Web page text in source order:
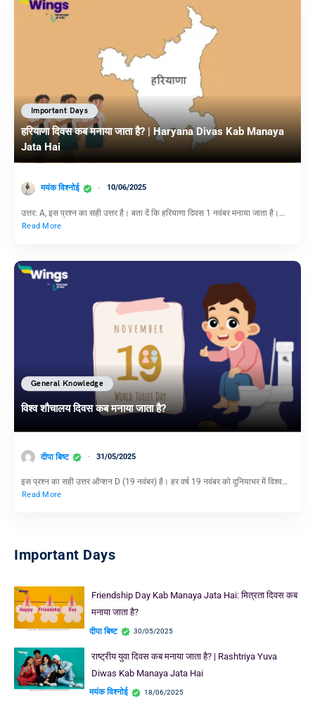
Important Days
हरियाणा दिवस कब मनाया जाता है? | Haryana Divas Kab Manaya
Jata Hai
मयंक विश्नोई 10/06/2025
उत्तर: A, इस प्रश्न का सही उत्तर है। बता दें कि हरियाणा दिवस 1 नवंबर मनाया जाता है।…
Read More
General Knowledge
विश्व शौचालय दिवस कब मनाया जाता है?
दीपा बिष्ट 31/05/2025
इस प्रश्न का सही उत्तर ऑप्शन D (19 नवंबर) है। हर वर्ष 19 नवंबर को दुनियाभर में विश्व…
Read More
Important Days
Friendship Day Kab Manaya Jata Hai: मित्रता दिवस कब
मनाया जाता है?
दीपा बिष्ट 30/05/2025
राष्ट्रीय युवा दिवस कब मनाया जाता है? | Rashtriya Yuva
Diwas Kab Manaya Jata Hai
मयंक विश्नोई 18/06/2025